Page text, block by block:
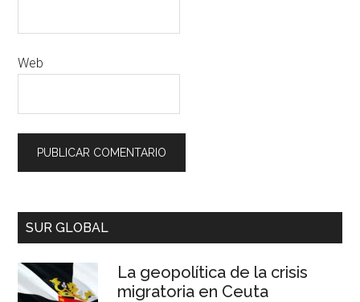
Web
SUR GLOBAL
La geopolítica de la crisis
migratoria en Ceuta